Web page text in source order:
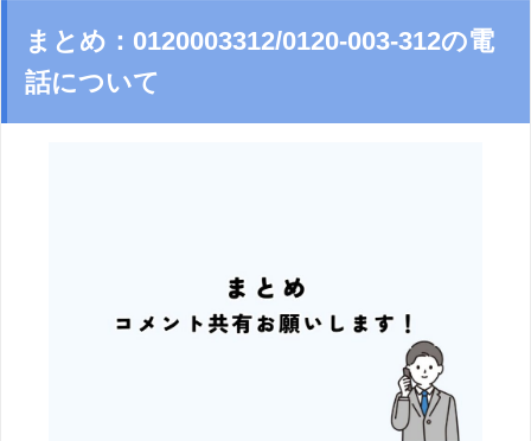
まとめ：0120003312/0120-003-312の電
話について